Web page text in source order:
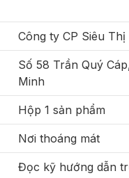
Công ty CP Siêu
Số 58 Trần Quý
Minh
Hộp 1 sản phẩm
Nơi thoáng mát
Đọc kỹ hướng dẫn